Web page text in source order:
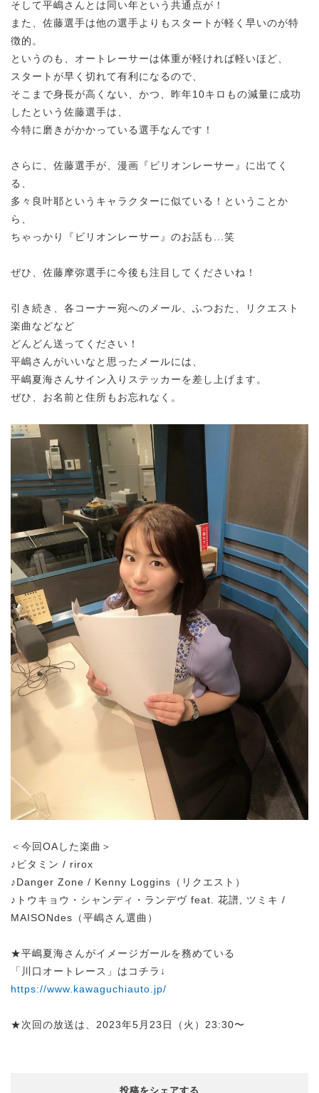
そして平嶋さんとは同い年という共通点が！
また、佐藤選手は他の選手よりもスタートが軽く早いのが特
徴的。
というのも、オートレーサーは体重が軽ければ軽いほど、
スタートが早く切れて有利になるので、
そこまで身長が高くない、かつ、昨年10キロもの減量に成功
したという佐藤選手は、
今特に磨きがかかっている選手なんです！
さらに、佐藤選手が、漫画『ビリオンレーサー』に出てく
る、
多々良叶耶というキャラクターに似ている！ということか
ら、
ちゃっかり『ビリオンレーサー』のお話も...笑
ぜひ、佐藤摩弥選手に今後も注目してくださいね！
引き続き、各コーナー宛へのメール、ふつおた、リクエスト
楽曲などなど
どんどん送ってください！
平嶋さんがいいなと思ったメールには、
平嶋夏海さんサイン入りステッカーを差し上げます。
ぜひ、お名前と住所もお忘れなく。
＜今回OAした楽曲＞
♪ビタミン / rirox
♪Danger Zone / Kenny Loggins（リクエスト）
♪トウキョウ・シャンディ・ランデヴ feat. 花譜, ツミキ /
MAISONdes（平嶋さん選曲）
★平嶋夏海さんがイメージガールを務めている
「川口オートレース」はコチラ↓
https://www.kawaguchiauto.jp/
★次回の放送は、2023年5月23日（火）23:30〜
投稿をシェアする